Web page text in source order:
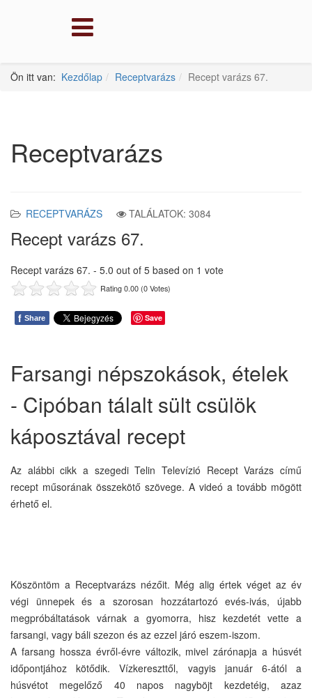
Ön itt van: Kezdőlap Receptvarázs Recept varázs 67.
Receptvarázs
RECEPTVARÁZS TALÁLATOK: 3084
Recept varázs 67.
Recept varázs 67. - 5.0 out of 5 based on 1 vote
Rating 0.00 (0 Votes)
f Share Save
Farsangi népszokások, ételek
- Cipóban tálalt sült csülök
káposztával recept
Az alábbi cikk a szegedi Telin Televízió Recept Varázs című
recept műsorának összekötő szövege. A videó a tovább mögött
érhető el.
Köszöntöm a Receptvarázs nézőit. Még alig értek véget az év
végi ünnepek és a szorosan hozzátartozó evés-ivás, újabb
megpróbáltatások várnak a gyomorra, hisz kezdetét vette a
farsangi, vagy báli szezon és az ezzel járó eszem-iszom.
A farsang hossza évről-évre változik, mivel zárónapja a húsvét
időpontjához kötődik. Vízkereszttől, vagyis január 6-ától a
húsvétot megelőző 40 napos nagyböjt kezdetéig, azaz